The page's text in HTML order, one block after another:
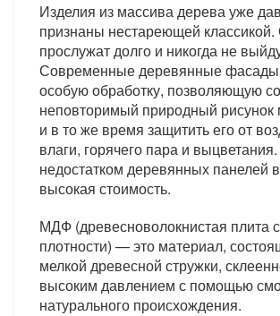
Изделия из массива дерева уже
признаны нестареющей
прослужат долго и никогда не
Современные деревянные фасады
особую обработку, позволяющую
неповторимый природный рисунок
и в то же время защитить его от
влаги, горячего пара и
недостатком деревянных панелей
высокая стоимость.
МДФ (древесноволокнистая плита
плотности) — это материал,
мелкой древесной стружки,
высоким давлением с помощью
натурального происхождения.